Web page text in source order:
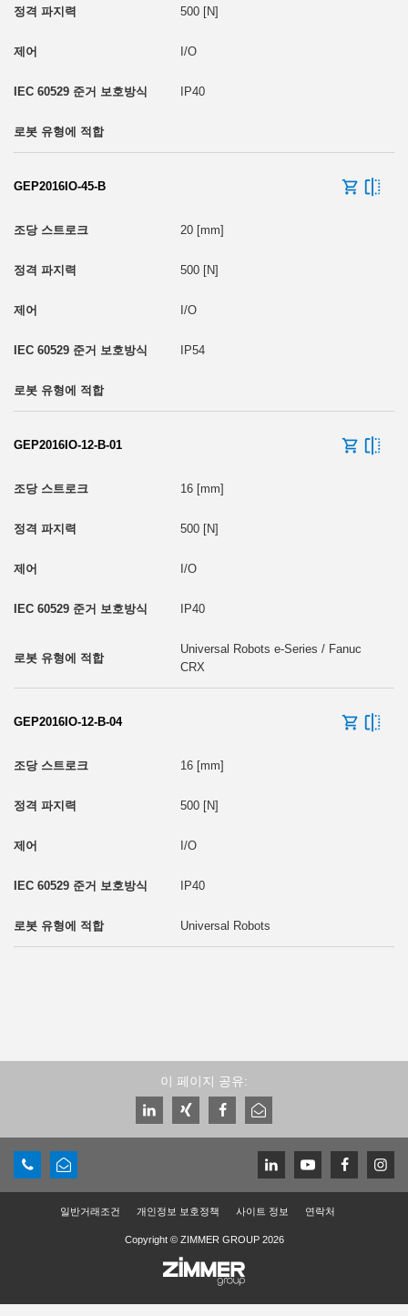
500 [N]
I/O
IP40
GEP2016IO-45-B
20 [mm]
500 [N]
I/O
IP54
GEP2016IO-12-B-01
16 [mm]
500 [N]
I/O
IP40
Universal Robots e-Series / Fanuc
CRX
GEP2016IO-12-B-04
16 [mm]
500 [N]
I/O
IP40
Universal Robots
이 페이지 공유:
일반거래조건 개인정보 보호정책 사이트 정보 연락처
Copyright © ZIMMER GROUP 2026